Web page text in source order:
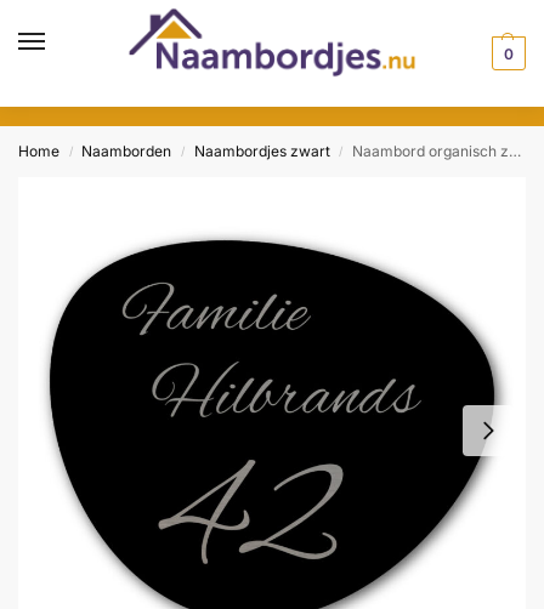
0
Home / Naamborden / Naambordjes zwart / Naambord organisch zwart